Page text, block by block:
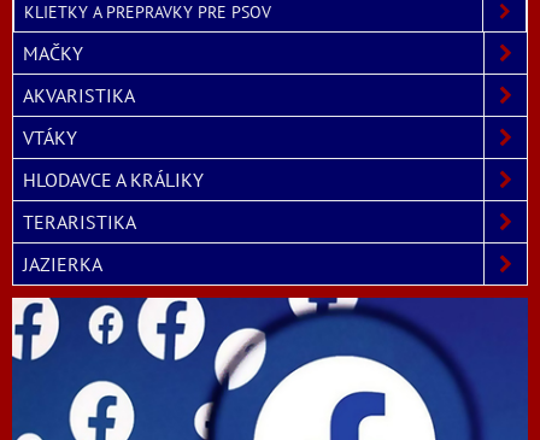
KLIETKY A PREPRAVKY PRE PSOV
MAČKY
AKVARISTIKA
VTÁKY
HLODAVCE A KRÁLIKY
TERARISTIKA
JAZIERKA